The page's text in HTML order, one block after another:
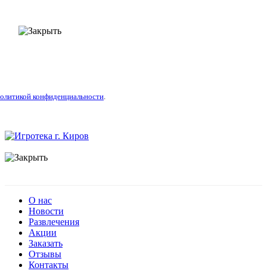
конфиденциальности.
О нас
Новости
Развлечения
Акции
Заказать
Отзывы
Контакты